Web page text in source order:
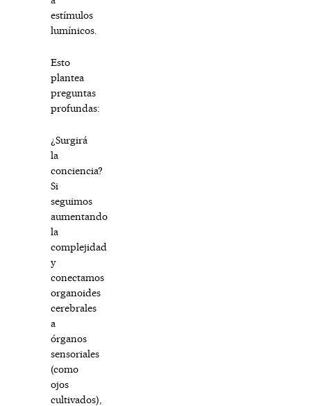
estímulos
lumínicos.
Esto
plantea
preguntas
profundas:
¿Surgirá
la
conciencia?
Si
seguimos
aumentando
la
complejidad
y
conectamos
organoides
cerebrales
a
órganos
sensoriales
(como
ojos
cultivados),